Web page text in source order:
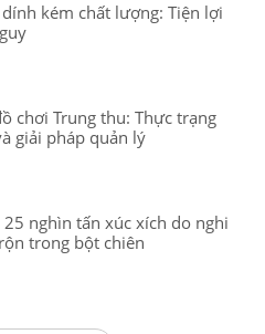
dính kém chất lượng: Tiện lợi
chơi Trung thu: Thực trạng
giải pháp quản lý
nghìn tấn xúc xích do nghi
trong bột chiên